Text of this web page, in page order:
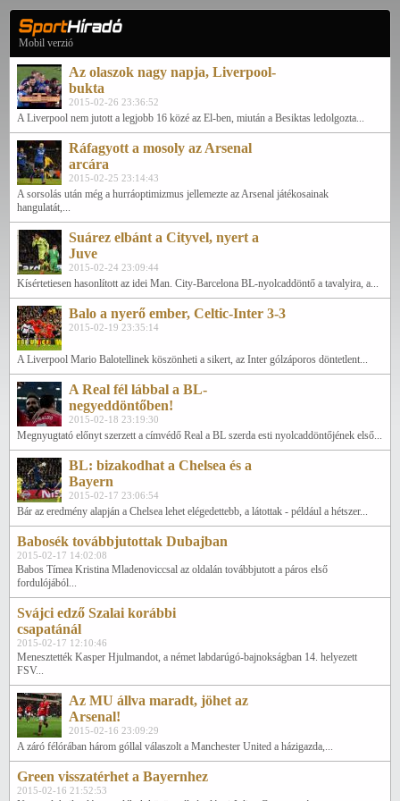
Mobil verzió
Az olaszok nagy napja, Liverpool-
bukta
2015-02-26 23:36:52
A Liverpool nem jutott a legjobb 16 közé az El-ben, miután a Besiktas ledolgozta...
Ráfagyott a mosoly az Arsenal
arcára
2015-02-25 23:14:43
A sorsolás után még a hurráoptimizmus jellemezte az Arsenal játékosainak
hangulatát,...
Suárez elbánt a Cityvel, nyert a
Juve
2015-02-24 23:09:44
Kísértetiesen hasonlított az idei Man. City-Barcelona BL-nyolcaddöntő a tavalyira, a...
Balo a nyerő ember, Celtic-Inter 3-3
2015-02-19 23:35:14
A Liverpool Mario Balotellinek köszönheti a sikert, az Inter gólzáporos döntetlent...
A Real fél lábbal a BL-
negyeddöntőben!
2015-02-18 23:19:30
Megnyugtató előnyt szerzett a címvédő Real a BL szerda esti nyolcaddöntőjének első...
BL: bizakodhat a Chelsea és a
Bayern
2015-02-17 23:06:54
Bár az eredmény alapján a Chelsea lehet elégedettebb, a látottak - például a hétszer...
Babosék továbbjutottak Dubajban
2015-02-17 14:02:08
Babos Tímea Kristina Mladenoviccsal az oldalán továbbjutott a páros első
fordulójából...
Svájci edző Szalai korábbi
csapatánál
2015-02-17 12:10:46
Menesztették Kasper Hjulmandot, a német labdarúgó-bajnokságban 14. helyezett
FSV...
Az MU állva maradt, jöhet az
Arsenal!
2015-02-16 23:09:29
A záró félórában három góllal válaszolt a Manchester United a házigazda,...
Green visszatérhet a Bayernhez
2015-02-16 21:52:53